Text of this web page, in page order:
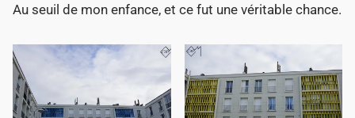
Au seuil de mon enfance, et ce fut une véritable chance.